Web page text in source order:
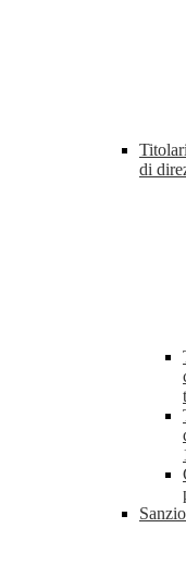
di